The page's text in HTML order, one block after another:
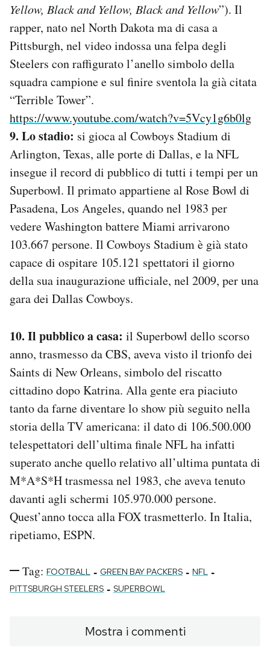
Yellow, Black and Yellow, Black and Yellow”). Il
rapper, nato nel North Dakota ma di casa a
Pittsburgh, nel video indossa una felpa degli
Steelers con raffigurato l’anello simbolo della
squadra campione e sul finire sventola la già citata
“Terrible Tower”.
https://www.youtube.com/watch?v=5Vcy1g6b0lg
9. Lo stadio: si gioca al Cowboys Stadium di
Arlington, Texas, alle porte di Dallas, e la NFL
insegue il record di pubblico di tutti i tempi per un
Superbowl. Il primato appartiene al Rose Bowl di
Pasadena, Los Angeles, quando nel 1983 per
vedere Washington battere Miami arrivarono
103.667 persone. Il Cowboys Stadium è già stato
capace di ospitare 105.121 spettatori il giorno
della sua inaugurazione ufficiale, nel 2009, per una
gara dei Dallas Cowboys.
10. Il pubblico a casa: il Superbowl dello scorso
anno, trasmesso da CBS, aveva visto il trionfo dei
Saints di New Orleans, simbolo del riscatto
cittadino dopo Katrina. Alla gente era piaciuto
tanto da farne diventare lo show più seguito nella
storia della TV americana: il dato di 106.500.000
telespettatori dell’ultima finale NFL ha infatti
superato anche quello relativo all’ultima puntata di
M*A*S*H trasmessa nel 1983, che aveva tenuto
davanti agli schermi 105.970.000 persone.
Quest’anno tocca alla FOX trasmetterlo. In Italia,
ripetiamo, ESPN.
Tag: FOOTBALL - GREEN BAY PACKERS - NFL -
PITTSBURGH STEELERS - SUPERBOWL
Mostra i commenti